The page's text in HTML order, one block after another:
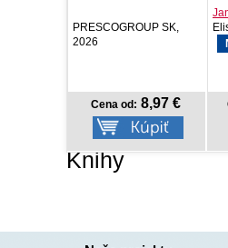
PRESCOGROUP SK,
2026
Cena od: 8,97 €
Knihy